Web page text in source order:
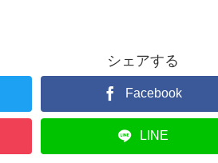
シェアする
Facebook
LINE